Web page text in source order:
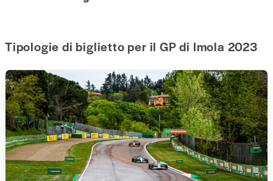
Tipologie di biglietto per il GP di Imola 2023